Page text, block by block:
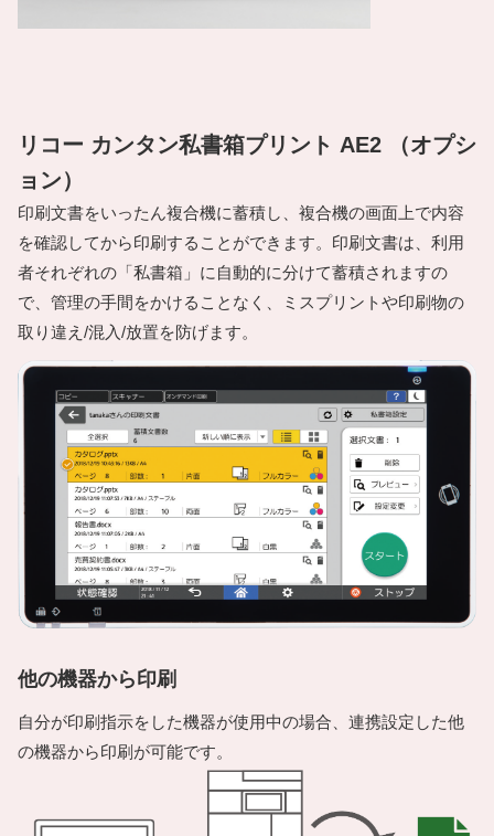
リコー カンタン私書箱プリント AE2 （オプシ
ョン）
印刷文書をいったん複合機に蓄積し、複合機の画面上で内容
を確認してから印刷することができます。印刷文書は、利用
者それぞれの「私書箱」に自動的に分けて蓄積されますの
で、管理の手間をかけることなく、ミスプリントや印刷物の
取り違え/混入/放置を防げます。
他の機器から印刷
自分が印刷指示をした機器が使用中の場合、連携設定した他
の機器から印刷が可能です。